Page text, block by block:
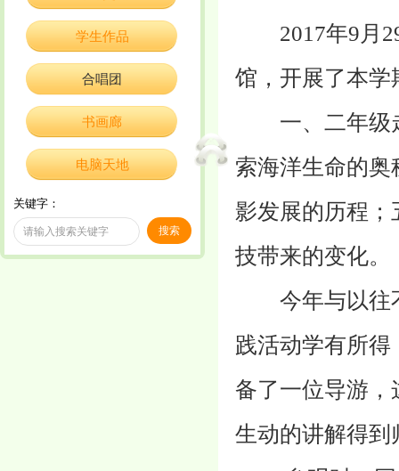
学生作品
合唱团
书画廊
电脑天地
关键字：
2017年9月29
馆，开展了本学
一、二年级走
索海洋生命的
影发展的历程
技带来的变化。
今年与以往不
践活动学有所
备了一位导游，
生动的讲解得到